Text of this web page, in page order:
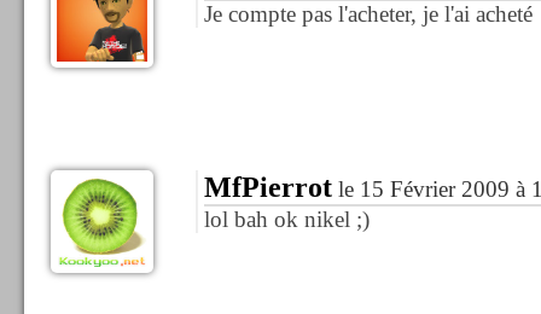
Je compte pas l'acheter, je l'ai acheté
MfPierrotle 15 Février 2009 à
lol bah ok nikel ;)